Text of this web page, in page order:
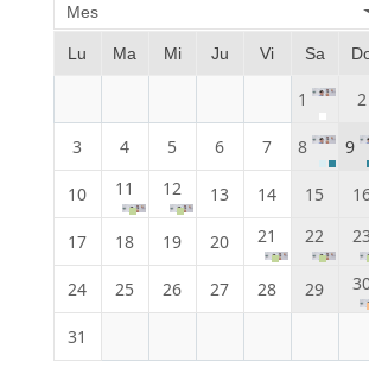
Mes
Lu Ma Mi Ju Vi Sa
1 2
3 4 5 6 7 8 9
10 11 12 13 14 15
17 18 19 20 21 22 23
24 25 26 27 28 29
31